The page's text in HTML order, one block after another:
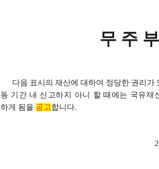
무 주
다음 표시의 재산에 대하여 정당한 권리가
동 기간 내 신고하지 아니 할 때에는 국유재
하게 됨을 공고합니다.